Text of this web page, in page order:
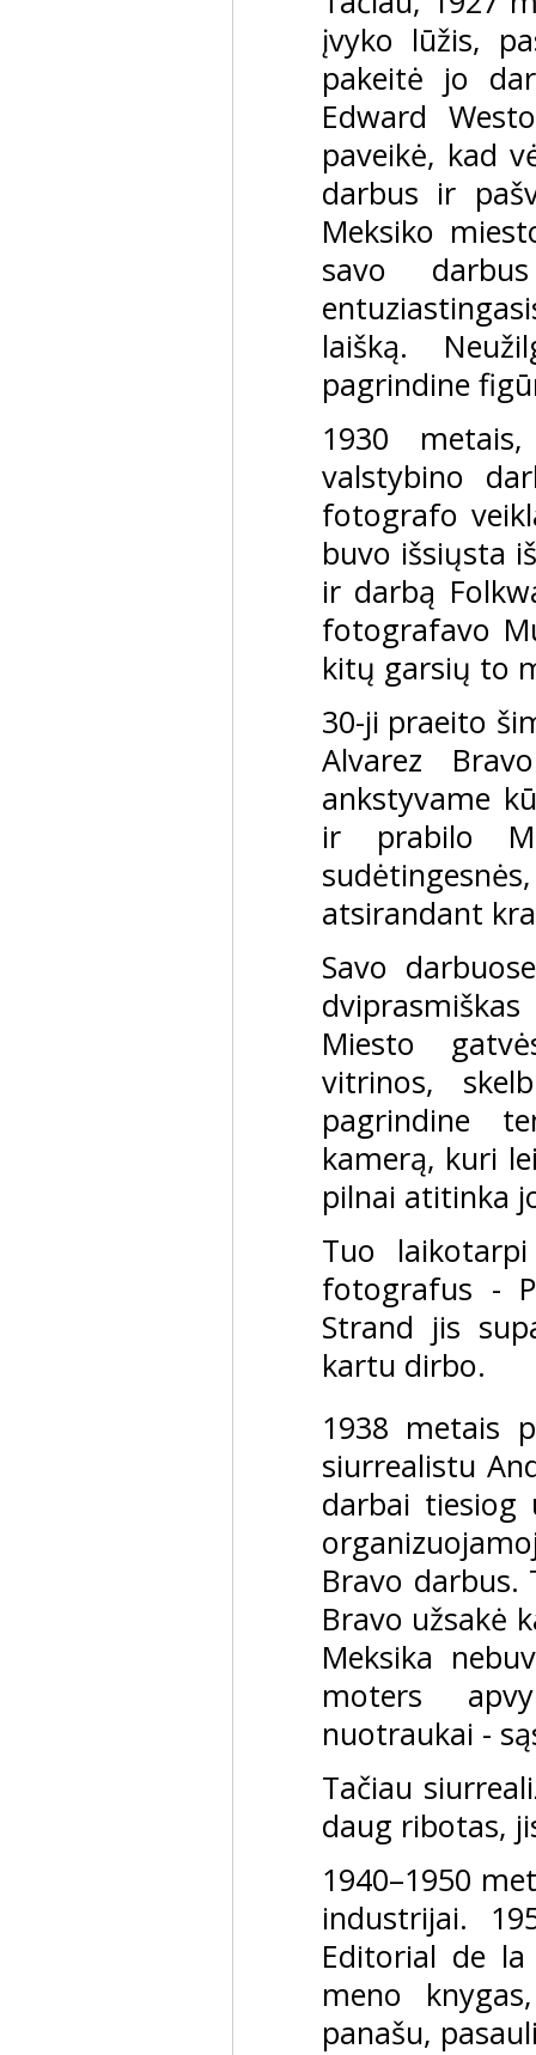
įvyko lūžis,
pakeitė jo
Edward
paveikė, kad
darbus ir
Meksiko
savo
laišką.
pagrindine
1930
valstybino
fotografo
buvo išsiųsta
ir darbą
fotografavo
kitų garsių to
30-ji praeito
Alvarez
ankstyvame
ir prabilo
atsirandant
Savo
Miesto
vitrinos,
pagrindine
kamerą, kuri
pilnai atitinka
Tuo
fotografus -
Strand jis
kartu dirbo.
1938 metais
siurrealistu
darbai tiesiog
Bravo darbus.
Bravo užsakė
Meksika
moters
nuotraukai -
Tačiau
daug ribotas,
1940–1950
industrijai.
Editorial de la
meno
panašu,